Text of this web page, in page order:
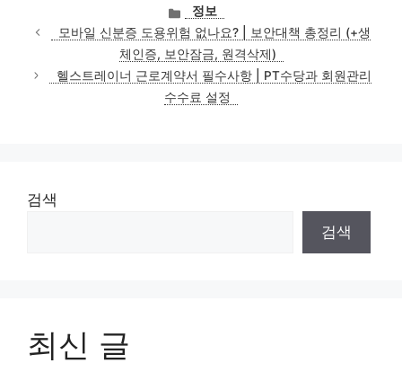
카
테
고
리
정보
모바일 신분증 도용위험 없나요? | 보안대책 총정리 (+생
체인증, 보안잠금, 원격삭제)
헬스트레이너 근로계약서 필수사항 | PT수당과 회원관리
수수료 설정
검색
검색
최신 글